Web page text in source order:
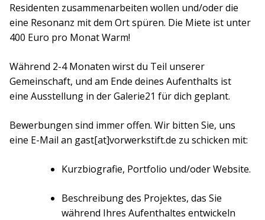
Residenten zusammenarbeiten wollen und/oder die
eine Resonanz mit dem Ort spüren. Die Miete ist unter
400 Euro pro Monat Warm!
Während 2-4 Monaten wirst du Teil unserer
Gemeinschaft, und am Ende deines Aufenthalts ist
eine Ausstellung in der Galerie21 für dich geplant.
Bewerbungen sind immer offen. Wir bitten Sie, uns
eine E-Mail an gast[at]vorwerkstift.de zu schicken mit:
Kurzbiografie, Portfolio und/oder Website.
Beschreibung des Projektes, das Sie
während Ihres Aufenthaltes entwickeln